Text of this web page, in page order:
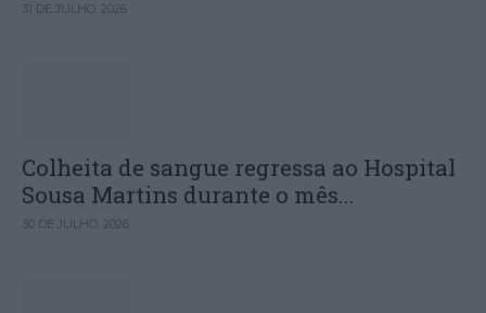
31 DE JULHO, 2026
Colheita de sangue regressa ao Hospital
Sousa Martins durante o mês...
30 DE JULHO, 2026